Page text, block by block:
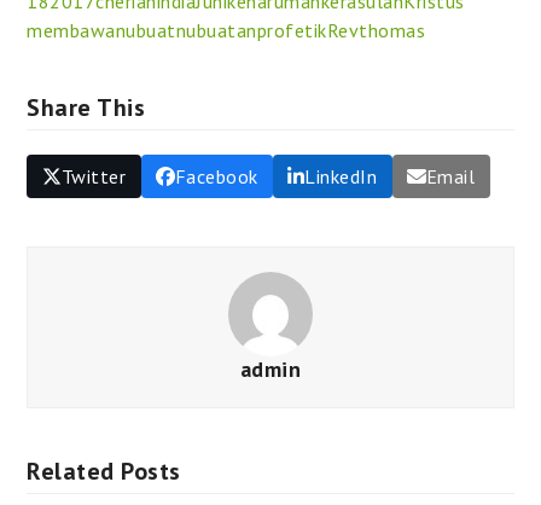
membawanubuatnubuatanprofetikRevthomas
Share This
Twitter Facebook LinkedIn Email
admin
Related Posts